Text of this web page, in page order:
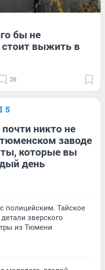
бы не
стоит выжить в
26
5
никто не
заводе
которые вы
день
полицейским. Тайское
зверского
из Тюмени